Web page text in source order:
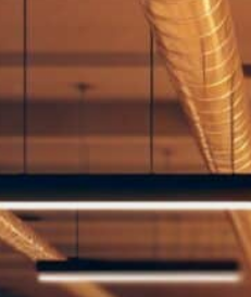
Détails de
plateforme